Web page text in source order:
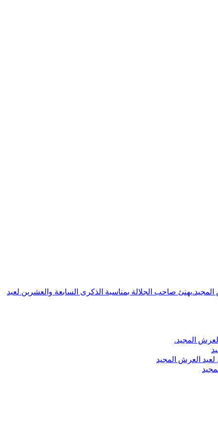
صاحب الجلالة بمناسبة الذكرى السابعة والعشرين لعيد
المجيد.
العرش المجيد